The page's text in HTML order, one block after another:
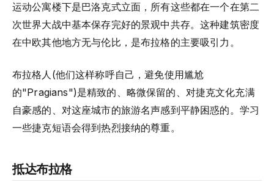
运动公寓楼下是巴洛克式立面，所有这些都在一个在第二
次世界大战中基本保存完好的景观中共存。这种建筑密度
在中欧其他地方无与伦比，是布拉格的主要吸引力。
布拉格人(他们这样称呼自己，避免使用尴尬
的"Pragians")是精致的、略微保留的、对捷克文化充满
自豪感的、对这座城市的旅游名声感到平静困惑的。学习
一些捷克短语会得到热烈接纳的尊重。
抵达布拉格